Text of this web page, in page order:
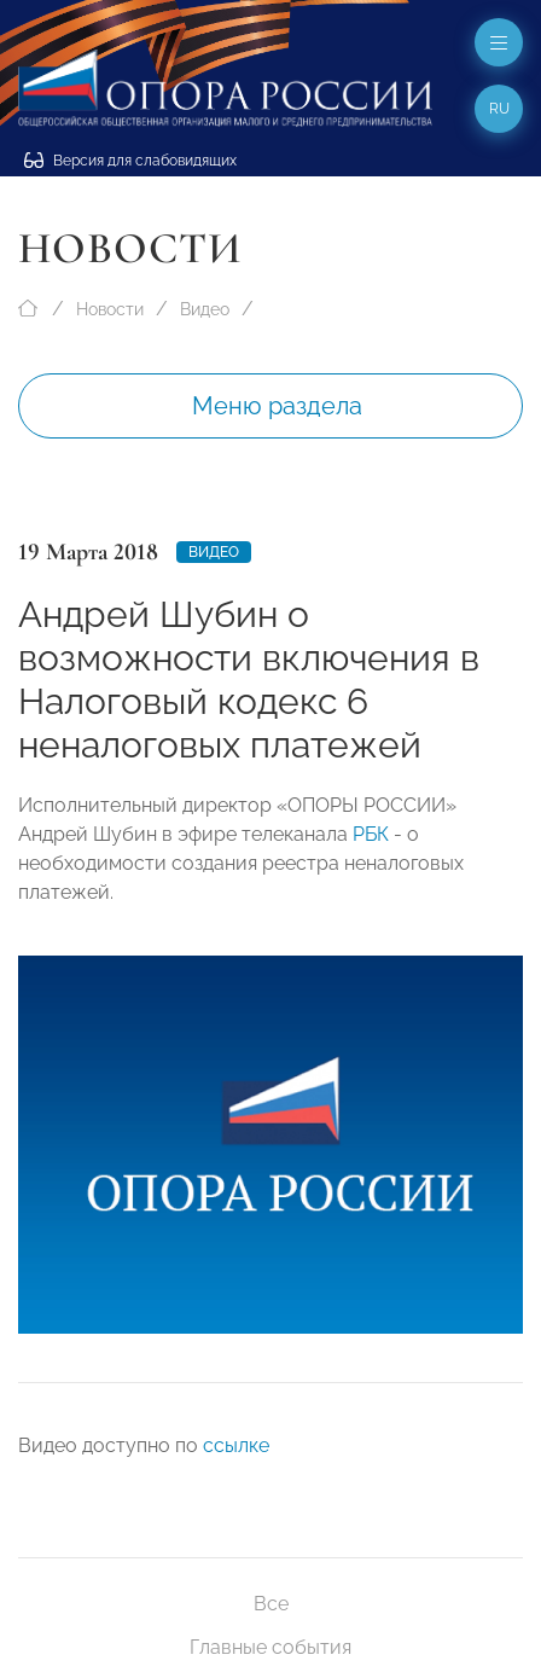
Версия для слабовидящих
RU
НОВОСТИ
Новости Видео
Меню раздела
19 Марта 2018 ВИДЕО
Андрей Шубин о
возможности включения в
Налоговый кодекс 6
неналоговых платежей
Исполнительный директор «ОПОРЫ РОССИИ»
Андрей Шубин в эфире телеканала РБК - о
необходимости создания реестра неналоговых
платежей.
Видео доступно по ссылке
Все
Главные события